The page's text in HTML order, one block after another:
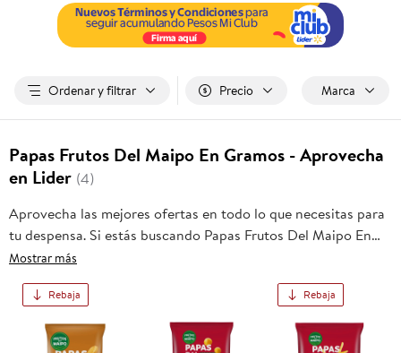
Ordenar y filtrar Precio Marca
Papas Frutos Del Maipo En Gramos - Aprovecha
en Lider (4)
Aprovecha las mejores ofertas en todo lo que necesitas para
tu despensa. Si estás buscando Papas Frutos Del Maipo En
Gramos, frutas frescas, carnes, pan o productos para el
online con despacho a domicilio o retiro en tienda, y haz que
esta oportunidad sea realmente conveniente para ti y tu
familia.
Mostrar más
Rebaja Rebaja